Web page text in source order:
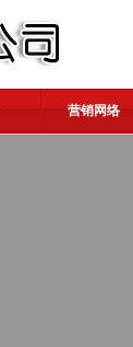
营销网络